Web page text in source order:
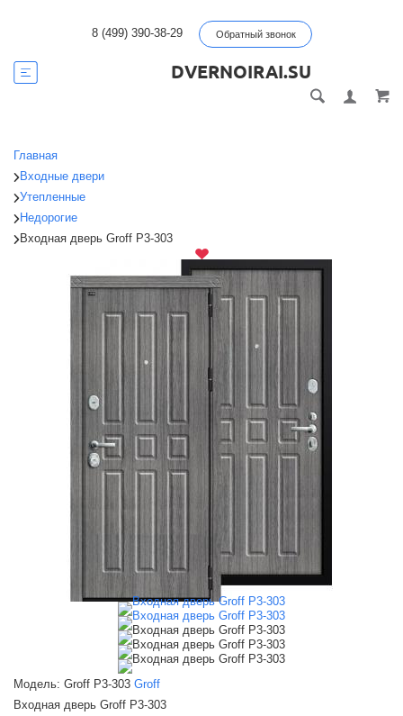
8 (499) 390-38-29 Обратный звонок
DVERNOIRAI.SU
Главная
Входные двери
Утепленные
Недорогие
Входная дверь Groff P3-303
Модель: Groff P3-303 Groff
Входная дверь Groff P3-303